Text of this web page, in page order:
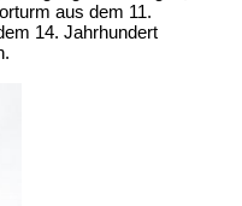
aus dem 11.
14. Jahrhundert